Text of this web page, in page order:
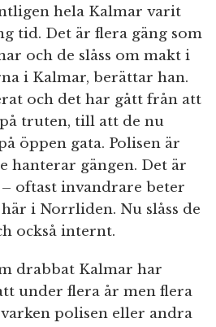
hela Kalmar varit
tid. Det är flera gäng som
och de slåss om makt i
i Kalmar, berättar han.
och det har gått från att
truten, till att de nu
öppen gata. Polisen är
hanterar gängen. Det är
oftast invandrare beter
i Norrliden. Nu slåss de
också internt.
drabbat Kalmar har
under flera år men flera
polisen eller andra